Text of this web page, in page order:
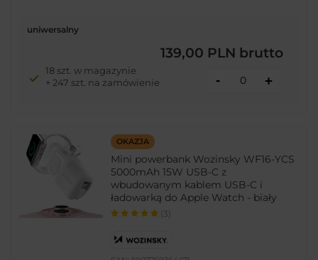
uniwersalny
139,00 PLN brutto
18 szt. w magazynie
+ 247 szt. na zamówienie
- +
OKAZJA
Mini powerbank Wozinsky WF16-YCS
5000mAh 15W USB-C z
wbudowanym kablem USB-C i
ładowarką do Apple Watch - biały
(3)